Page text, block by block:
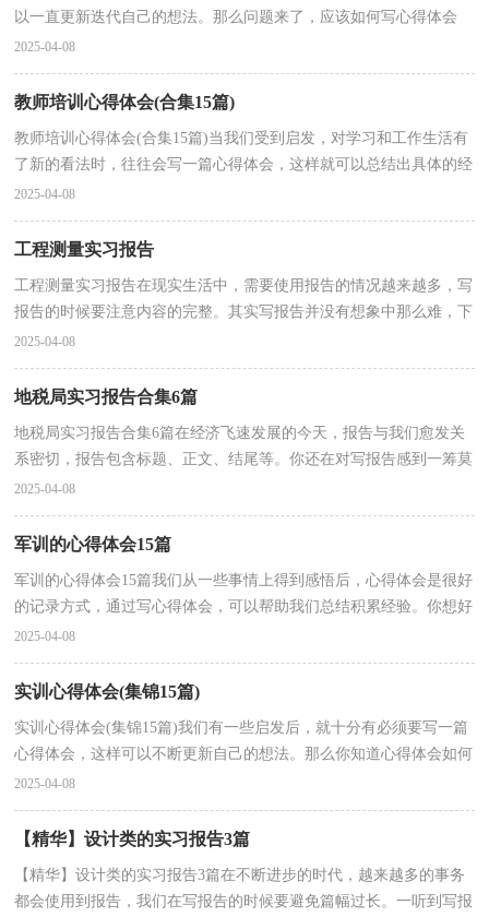
以一直更新迭代自己的想法。那么问题来了，应该如何写心得体会
呢？下面是小编帮大家整理的西游记心得体会，欢迎阅读与...
2025-04-08
教师培训心得体会(合集15篇)
教师培训心得体会(合集15篇)当我们受到启发，对学习和工作生活有
了新的看法时，往往会写一篇心得体会，这样就可以总结出具体的经
验和想法。你想好怎么写心得体会了吗？下面是小编整...
2025-04-08
工程测量实习报告
工程测量实习报告在现实生活中，需要使用报告的情况越来越多，写
报告的时候要注意内容的完整。其实写报告并没有想象中那么难，下
面是小编精心整理的工程测量实习报告，希望对大家有...
2025-04-08
地税局实习报告合集6篇
地税局实习报告合集6篇在经济飞速发展的今天，报告与我们愈发关
系密切，报告包含标题、正文、结尾等。你还在对写报告感到一筹莫
展吗？下面是小编精心整理的地税局实习报告6篇，欢迎...
2025-04-08
军训的心得体会15篇
军训的心得体会15篇我们从一些事情上得到感悟后，心得体会是很好
的记录方式，通过写心得体会，可以帮助我们总结积累经验。你想好
怎么写心得体会了吗？下面是小编精心整理的军训的心...
2025-04-08
实训心得体会(集锦15篇)
实训心得体会(集锦15篇)我们有一些启发后，就十分有必须要写一篇
心得体会，这样可以不断更新自己的想法。那么你知道心得体会如何
写吗？下面是小编为大家收集的实训心得体会，欢迎阅...
2025-04-08
【精华】设计类的实习报告3篇
【精华】设计类的实习报告3篇在不断进步的时代，越来越多的事务
都会使用到报告，我们在写报告的时候要避免篇幅过长。一听到写报